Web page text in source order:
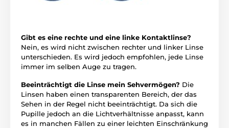
Gibt es eine rechte und eine linke Kontaktlinse?
Nein, es wird nicht zwischen rechter und linker Linse
unterschieden. Es wird jedoch empfohlen, jede Linse
immer im selben Auge zu tragen.
Beeinträchtigt die Linse mein Sehvermögen? Die
Linsen haben einen transparenten Bereich, der das
Sehen in der Regel nicht beeinträchtigt. Da sich die
Pupille jedoch an die Lichtverhältnisse anpasst, kann
es in manchen Fällen zu einer leichten Einschränkung